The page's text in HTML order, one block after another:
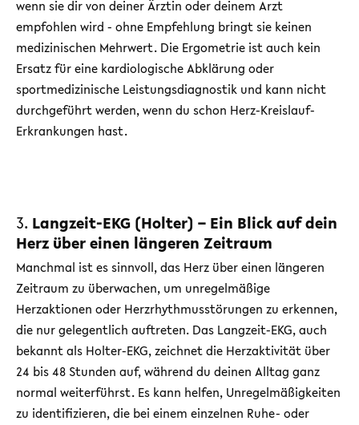
wenn sie dir von deiner Ärztin oder deinem Arzt
empfohlen wird - ohne Empfehlung bringt sie keinen
medizinischen Mehrwert. Die Ergometrie ist auch kein
Ersatz für eine kardiologische Abklärung oder
sportmedizinische Leistungsdiagnostik und kann nicht
durchgeführt werden, wenn du schon Herz-Kreislauf-
Erkrankungen hast.
3. Langzeit-EKG (Holter) – Ein Blick auf dein
Herz über einen längeren Zeitraum
Manchmal ist es sinnvoll, das Herz über einen längeren
Zeitraum zu überwachen, um unregelmäßige
Herzaktionen oder Herzrhythmusstörungen zu erkennen,
die nur gelegentlich auftreten. Das Langzeit-EKG, auch
bekannt als Holter-EKG, zeichnet die Herzaktivität über
24 bis 48 Stunden auf, während du deinen Alltag ganz
normal weiterführst. Es kann helfen, Unregelmäßigkeiten
zu identifizieren, die bei einem einzelnen Ruhe- oder